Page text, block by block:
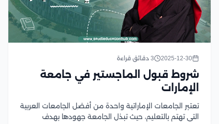
2025-12-30 3 دقائق قراءة
شروط قبول الماجستير في جامعة
الإمارات
تعتبر الجامعات الإماراتية واحدة من أفضل الجامعات العربية
التي تهتم بالتعليم، حيث تبذل الجامعة جهودها بهدف